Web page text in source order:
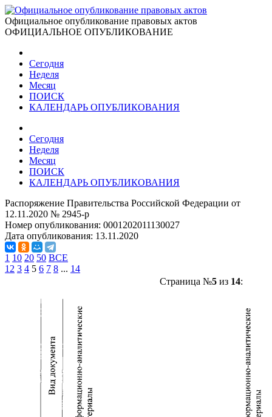
Официальное опубликование правовых актов
ОФИЦИАЛЬНОЕ ОПУБЛИКОВАНИЕ
Сегодня
Неделя
Месяц
ПОИСК
КАЛЕНДАРЬ ОПУБЛИКОВАНИЯ
Сегодня
Неделя
Месяц
ПОИСК
КАЛЕНДАРЬ ОПУБЛИКОВАНИЯ
Распоряжение Правительства Российской Федерации от
12.11.2020 № 2945-р
Номер опубликования: 0001202011130027
Дата опубликования: 13.11.2020
1 10 20 50 ВСЕ
1 2 3 4 5 6 7 8 ... 14
Страница №5из 14: